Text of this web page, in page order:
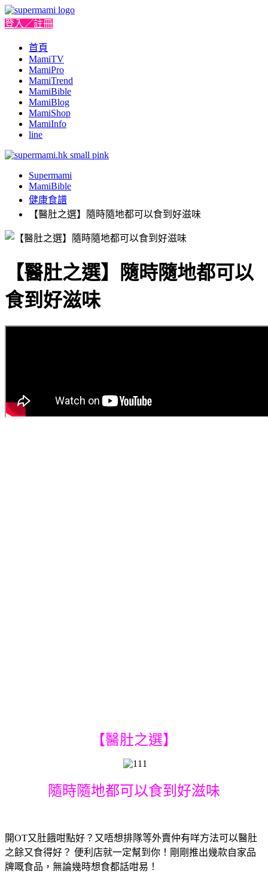
登入／註冊
首頁
MamiTV
MamiPro
MamiTrend
MamiBible
MamiBlog
MamiShop
MamiInfo
line
Supermami
MamiBible
健康食譜
【醫肚之選】隨時隨地都可以食到好滋味
【醫肚之選】隨時隨地都可以
食到好滋味
【醫肚之選】
隨時隨地都可以食到好滋味
開OT又肚餓咁點好？又唔想排隊等外賣仲有咩方法可以醫肚
之餘又食得好？ 便利店就一定幫到你！剛剛推出幾款自家品
牌嘅食品，無論幾時想食都話咁易！